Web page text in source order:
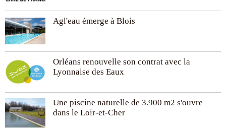
Agl'eau émerge à Blois
Orléans renouvelle son contrat avec la
Lyonnaise des Eaux
Une piscine naturelle de 3.900 m2 s'ouvre
dans le Loir-et-Cher